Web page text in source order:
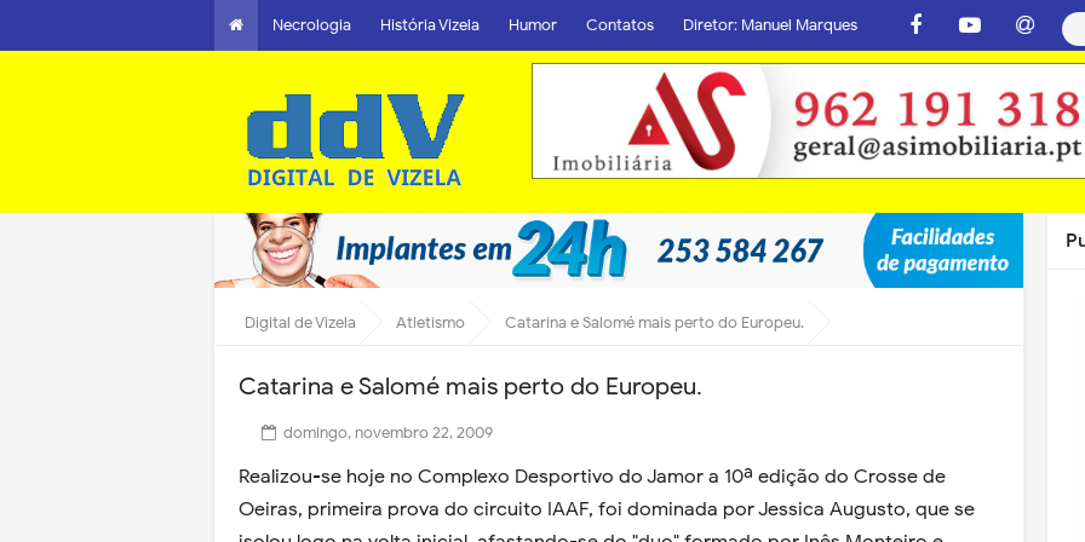
Necrologia História Vizela Humor Contatos Diretor: Manuel Marques
Digital de Vizela Atletismo Catarina e Salomé mais perto do Europeu.
Catarina e Salomé mais perto do Europeu.
domingo, novembro 22, 2009
Realizou-se hoje no Complexo Desportivo do Jamor a 10ª edição do Crosse de
Oeiras, primeira prova do circuito IAAF, foi dominada por Jessica Augusto, que se